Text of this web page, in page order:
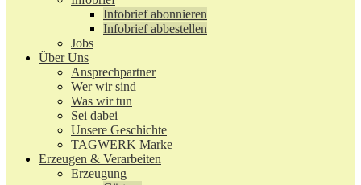
Infobrief abonnieren
Infobrief abbestellen
Jobs
Über Uns
Ansprechpartner
Wer wir sind
Was wir tun
Sei dabei
Unsere Geschichte
TAGWERK Marke
Erzeugen & Verarbeiten
Erzeugung